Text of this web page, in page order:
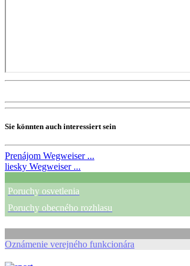
Sie könnten auch interessiert sein
Prenájom Wegweiser ...
liesky Wegweiser ...
Poruchy osvetlenia
Poruchy obecného rozhlasu
Oznámenie verejného funkcionára